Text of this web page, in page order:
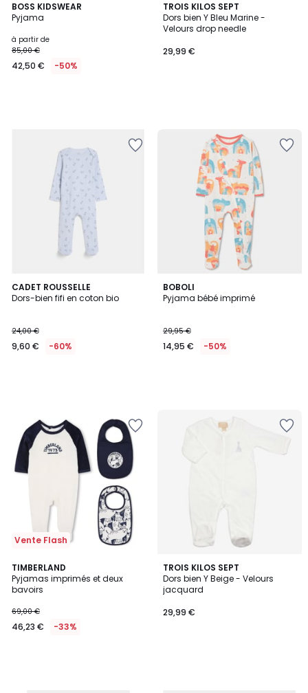
BOSS KIDSWEAR
Pyjama
à partir de
85,00 €
42,50 € -50%
TROIS KILOS SEPT
Dors bien Y Bleu Marine -
Velours drop needle
29,99 €
CADET ROUSSELLE
Dors-bien fifi en coton bio
24,00 €
9,60 € -60%
BOBOLI
Pyjama bébé imprimé
29,95 €
14,95 € -50%
Vente Flash
TIMBERLAND
Pyjamas imprimés et deux
bavoirs
69,00 €
46,23 € -33%
TROIS KILOS SEPT
Dors bien Y Beige - Velours
jacquard
29,99 €